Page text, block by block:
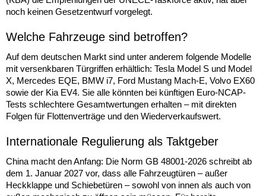
noch keinen Gesetzentwurf vorgelegt.
Welche Fahrzeuge sind betroffen?
Auf dem deutschen Markt sind unter anderem folgende Modelle
mit versenkbaren Türgriffen erhältlich: Tesla Model S und Model
X, Mercedes EQE, BMW i7, Ford Mustang Mach-E, Volvo EX60
sowie der Kia EV4. Sie alle könnten bei künftigen Euro-NCAP-
Tests schlechtere Gesamtwertungen erhalten – mit direkten
Folgen für Flottenverträge und den Wiederverkaufswert.
Internationale Regulierung als Taktgeber
China macht den Anfang: Die Norm GB 48001-2026 schreibt ab
dem 1. Januar 2027 vor, dass alle Fahrzeugtüren – außer
Heckklappe und Schiebetüren – sowohl von innen als auch von